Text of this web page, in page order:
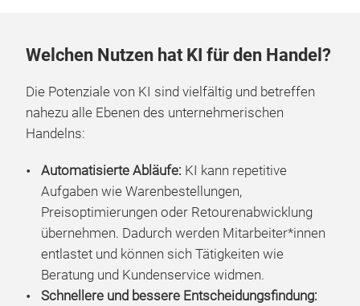
Welchen Nutzen hat KI für den Handel?
Die Potenziale von KI sind vielfältig und betreffen
nahezu alle Ebenen des unternehmerischen
Handelns:
Automatisierte Abläufe: KI kann repetitive
Aufgaben wie Warenbestellungen,
Preisoptimierungen oder Retourenabwicklung
übernehmen. Dadurch werden Mitarbeiter*innen
entlastet und können sich Tätigkeiten wie
Beratung und Kundenservice widmen.
Schnellere und bessere Entscheidungsfindung: